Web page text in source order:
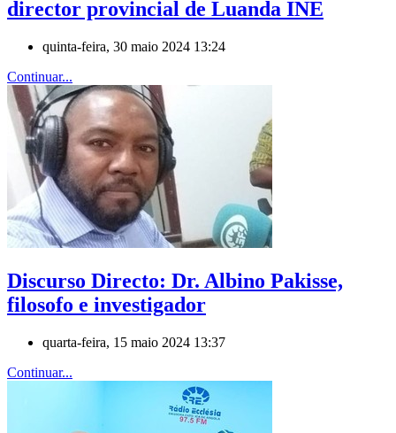
director provincial de Luanda INE
quinta-feira, 30 maio 2024 13:24
Continuar...
Discurso Directo: Dr. Albino Pakisse,
filosofo e investigador
quarta-feira, 15 maio 2024 13:37
Continuar...